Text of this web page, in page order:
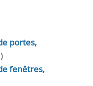
portes,
fenêtres,